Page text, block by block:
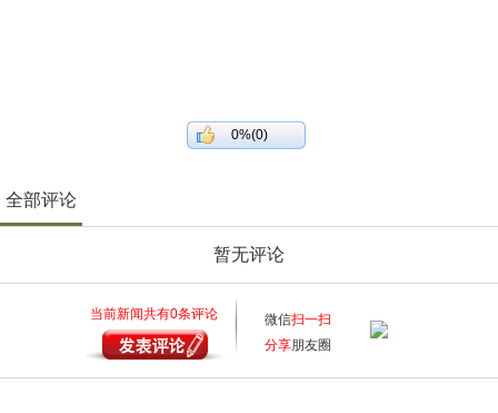
0%(0)
全部评论
暂无评论
当前新闻共有0条评论 微信扫一扫
分享朋友圈